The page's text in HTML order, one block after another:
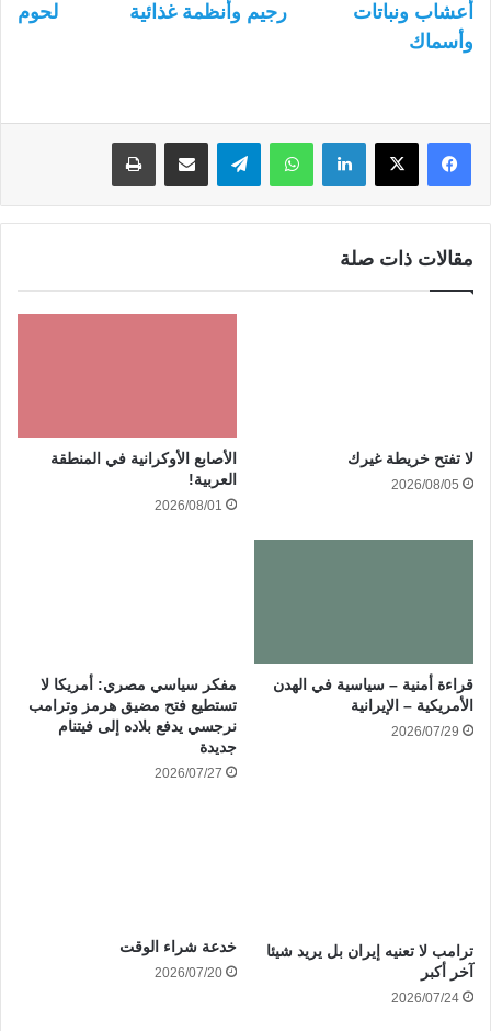
أعشاب ونباتات رجيم وأنظمة غذائية
لحوم
وأسماك
لينكدإن واتساب
مقالات ذات صلة
لا تفتح خريطة غيرك
2026/08/05
الأصابع الأوكرانية في المنطقة
العربية!
2026/08/01
قراءة أمنية – سياسية في الهدن
الأمريكية – الإيرانية
2026/07/29
مفكر سياسي مصري: أمريكا لا
تستطيع فتح مضيق هرمز وترامب
نرجسي يدفع بلاده إلى فيتنام
جديدة
2026/07/27
ترامب لا تعنيه إيران بل يريد شيئا
آخر أكبر
2026/07/24
خدعة شراء الوقت
2026/07/20